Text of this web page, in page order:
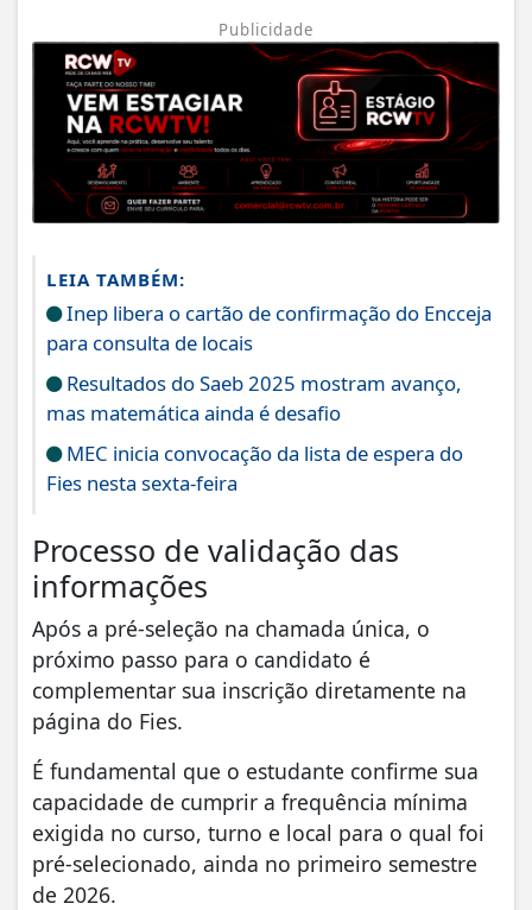
Publicidade
LEIA TAMBÉM:
Inep libera o cartão de confirmação do Encceja
para consulta de locais
Resultados do Saeb 2025 mostram avanço,
mas matemática ainda é desafio
MEC inicia convocação da lista de espera do
Fies nesta sexta-feira
Processo de validação das
informações
Após a pré-seleção na chamada única, o
próximo passo para o candidato é
complementar sua inscrição diretamente na
página do Fies.
É fundamental que o estudante confirme sua
capacidade de cumprir a frequência mínima
exigida no curso, turno e local para o qual foi
pré-selecionado, ainda no primeiro semestre
de 2026.